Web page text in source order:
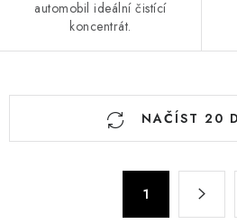
automobil ideální čistící
koncentrát.
NAČÍST 20
1